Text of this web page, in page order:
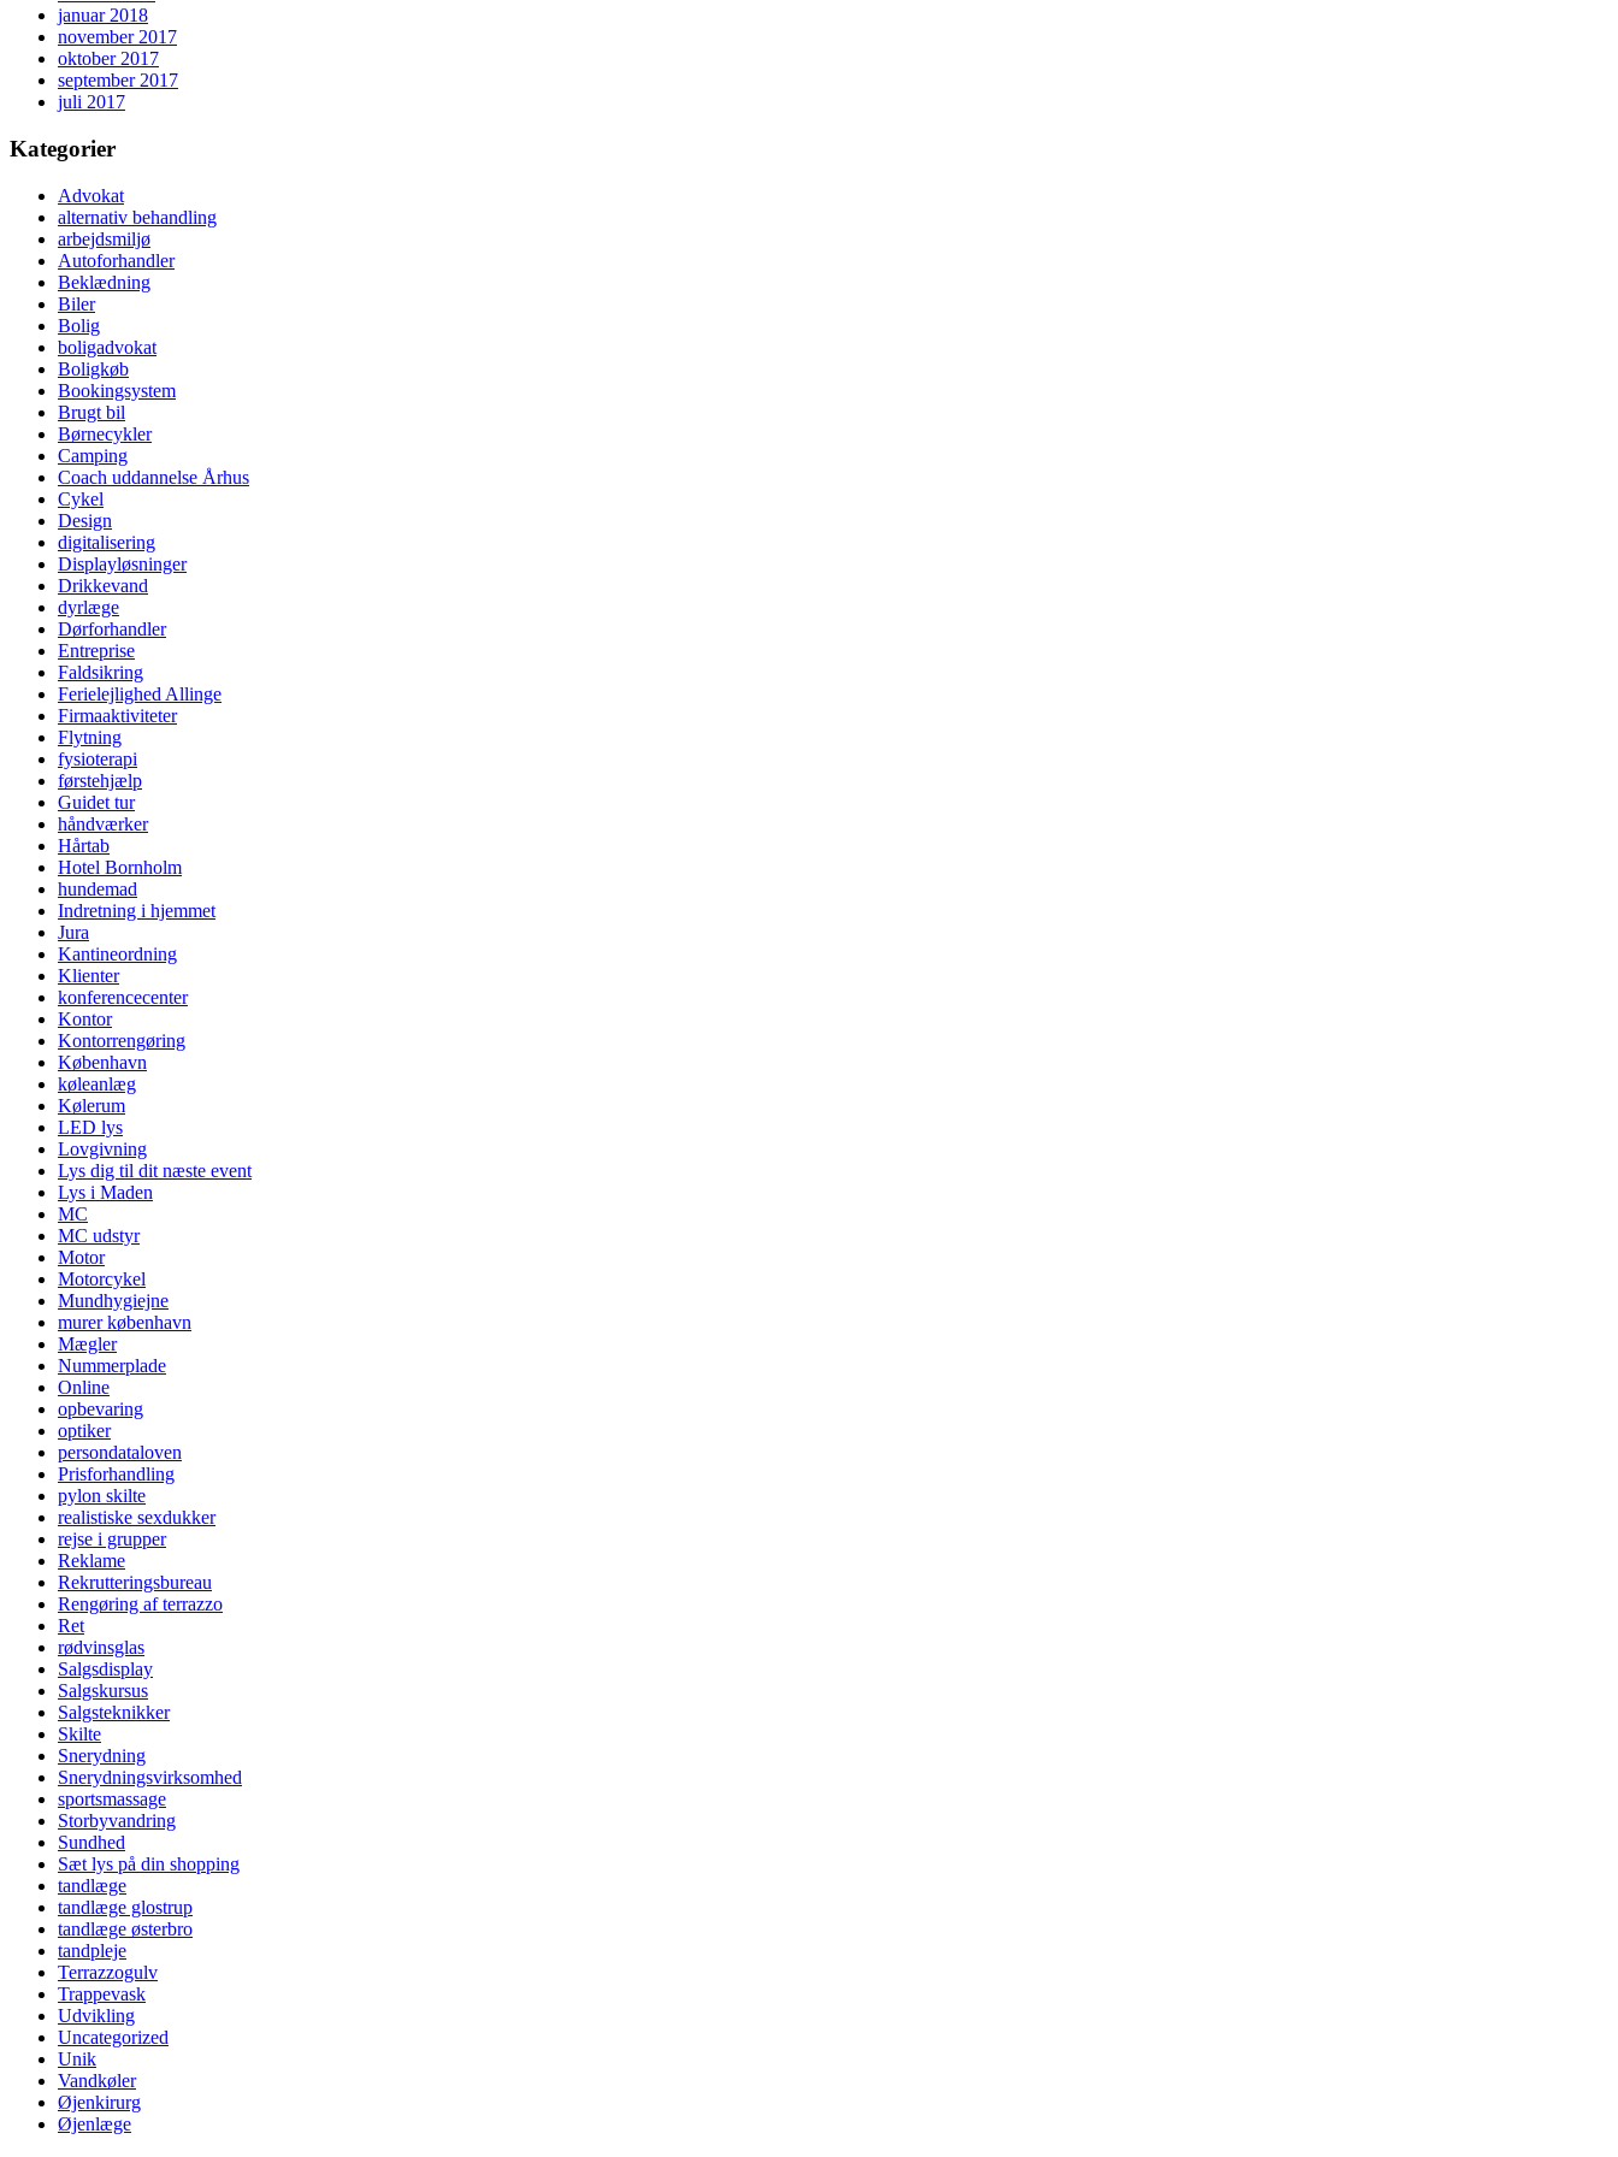
januar 2018
november 2017
oktober 2017
september 2017
juli 2017
Kategorier
Advokat
alternativ behandling
arbejdsmiljø
Autoforhandler
Beklædning
Biler
Bolig
boligadvokat
Boligkøb
Bookingsystem
Brugt bil
Børnecykler
Camping
Coach uddannelse Århus
Cykel
Design
digitalisering
Displayløsninger
Drikkevand
dyrlæge
Dørforhandler
Entreprise
Faldsikring
Ferielejlighed Allinge
Firmaaktiviteter
Flytning
fysioterapi
førstehjælp
Guidet tur
håndværker
Hårtab
Hotel Bornholm
hundemad
Indretning i hjemmet
Jura
Kantineordning
Klienter
konferencecenter
Kontor
Kontorrengøring
København
køleanlæg
Kølerum
LED lys
Lovgivning
Lys dig til dit næste event
Lys i Maden
MC
MC udstyr
Motor
Motorcykel
Mundhygiejne
murer københavn
Mægler
Nummerplade
Online
opbevaring
optiker
persondataloven
Prisforhandling
pylon skilte
realistiske sexdukker
rejse i grupper
Reklame
Rekrutteringsbureau
Rengøring af terrazzo
Ret
rødvinsglas
Salgsdisplay
Salgskursus
Salgsteknikker
Skilte
Snerydning
Snerydningsvirksomhed
sportsmassage
Storbyvandring
Sundhed
Sæt lys på din shopping
tandlæge
tandlæge glostrup
tandlæge østerbro
tandpleje
Terrazzogulv
Trappevask
Udvikling
Uncategorized
Unik
Vandkøler
Øjenkirurg
Øjenlæge